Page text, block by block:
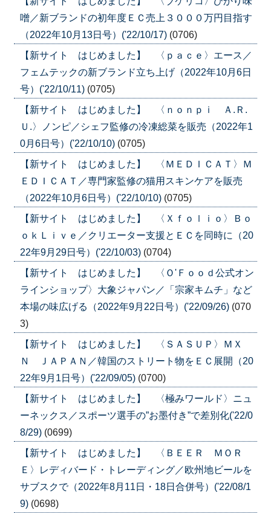
噌／新ブランドの初年度ＥＣ売上３０００万円目指す
（2022年10月13日号）('22/10/17) (0706)
【新サイト はじめました】 〈ｐａｃｅ〉エース／
フェムテックの新ブランド立ち上げ（2022年10月6日
号）('22/10/11) (0705)
【新サイト はじめました】 〈ｎｏｎｐｉ Ａ.Ｒ.
Ｕ.〉ノンピ／シェフ監修の冷凍総菜を販売（2022年1
0月6日号）('22/10/10) (0705)
【新サイト はじめました】 〈ＭＥＤＩＣＡＴ〉Ｍ
ＥＤＩＣＡＴ／専門家監修の猫用スキンケアを販売
（2022年10月6日号）('22/10/10) (0705)
【新サイト はじめました】 〈Ｘｆｏｌｉｏ〉Ｂｏ
ｏｋＬｉｖｅ／クリエーター支援とＥＣを同時に（20
22年9月29日号）('22/10/03) (0704)
【新サイト はじめました】 〈Ｏ'Ｆｏｏｄ公式オン
ラインショップ〉大象ジャパン／「宗家キムチ」など
本場の味広げる（2022年9月22日号）('22/09/26) (070
3)
【新サイト はじめました】 〈ＳＡＳＵＰ〉ＭＸ
Ｎ ＪＡＰＡＮ／韓国のストリート物をＥＣ展開（20
22年9月1日号）('22/09/05) (0700)
【新サイト はじめました】 〈極みワールド〉ニュ
ーネックス／スポーツ選手の”お墨付き”で差別化('22/0
8/29) (0699)
【新サイト はじめました】 〈ＢＥＥＲ ＭＯＲ
Ｅ〉レディバード・トレーディング／欧州地ビールを
サブスクで（2022年8月11日・18日合併号）('22/08/1
9) (0698)